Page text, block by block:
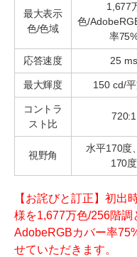
最大表示
色/色域
1,677
色/
率
応答速度 25 ms
最大輝度 150 cd/
コントラ
スト比
720:1
視野角
水平170度
170度
【お詫びと訂正】初出
様を1,677万色/256階
AdobeRGBカバー率
せていただきます。